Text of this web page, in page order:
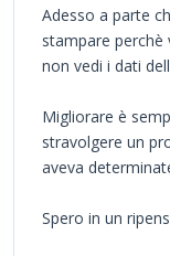
Adesso a parte
stampare perchè
non vedi i dati
Migliorare è
stravolgere un
aveva
Spero in un